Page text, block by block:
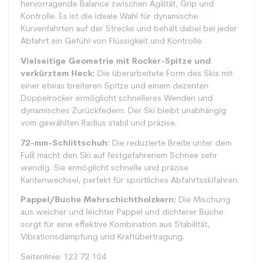
hervorragende Balance zwischen Agilität, Grip und
Kontrolle. Es ist die ideale Wahl für dynamische
Kurvenfahrten auf der Strecke und behält dabei bei jeder
Abfahrt ein Gefühl von Flüssigkeit und Kontrolle.
Vielseitige Geometrie mit Rocker-Spitze und
verkürztem Heck: Die überarbeitete Form des Skis mit
einer etwas breiteren Spitze und einem dezenten
Doppelrocker ermöglicht schnelleres Wenden und
dynamisches Zurückfedern. Der Ski bleibt unabhängig
vom gewählten Radius stabil und präzise.
72-mm-Schlittschuh: Die reduzierte Breite unter dem
Fuß macht den Ski auf festgefahrenem Schnee sehr
wendig. Sie ermöglicht schnelle und präzise
Kantenwechsel, perfekt für sportliches Abfahrtsskifahren.
Pappel/Buche Mehrschichtholzkern: Die Mischung
aus weicher und leichter Pappel und dichterer Buche
sorgt für eine effektive Kombination aus Stabilität,
Vibrationsdämpfung und Kraftübertragung.
Seitenlinie: 123 72 104